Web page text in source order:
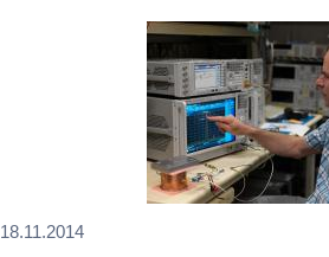
18.11.2014